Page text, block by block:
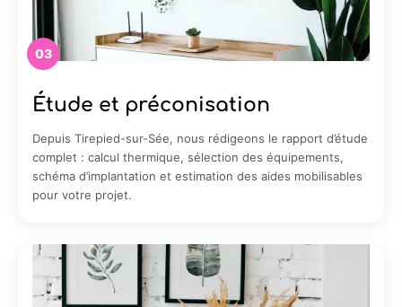
03
Étude et préconisation
Depuis Tirepied-sur-Sée, nous rédigeons le rapport d’étude
complet : calcul thermique, sélection des équipements,
schéma d’implantation et estimation des aides mobilisables
pour votre projet.